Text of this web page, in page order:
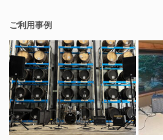
ご利用事例